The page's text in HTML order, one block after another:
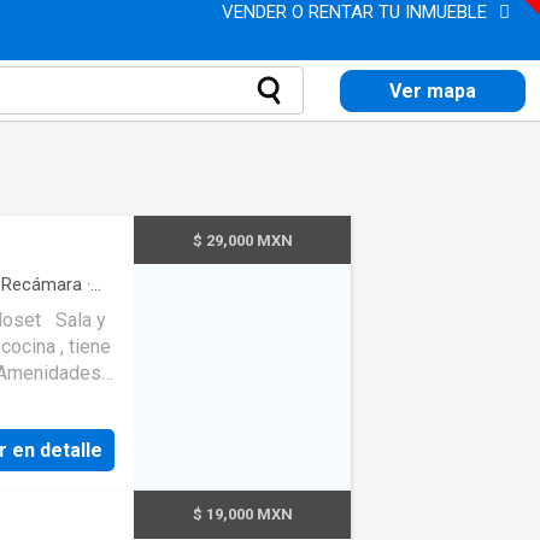
VENDER O RENTAR TU INMUEBLE
Ver mapa
Recámara ·
Sala y
, tiene
en detalle
$ 29,000 MXN
$ 19,000 MXN